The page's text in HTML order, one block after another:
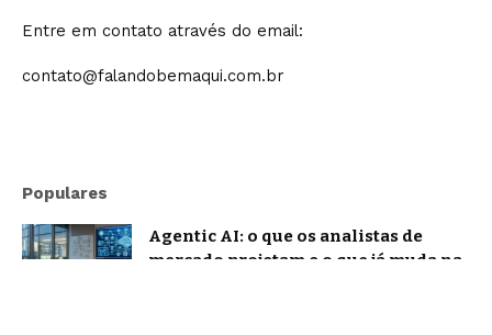
Entre em contato através do email:
contato@falandobemaqui.com.br
Populares
Agentic AI: o que os analistas de
mercado projetam e o que já muda na